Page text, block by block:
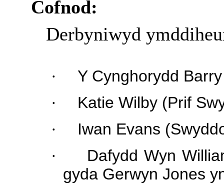
Cofnod:
Derbyniwyd
·
Y Cynghorydd
·
Katie Wilby (Prif
·
Iwan Evans
·
Dafydd Wyn
gyda Gerwyn Jones